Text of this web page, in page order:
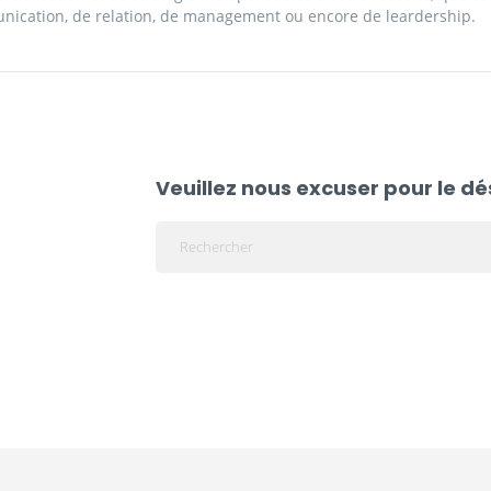
de relation, de management ou encore de leardership.
Veuillez nous excuser pour le